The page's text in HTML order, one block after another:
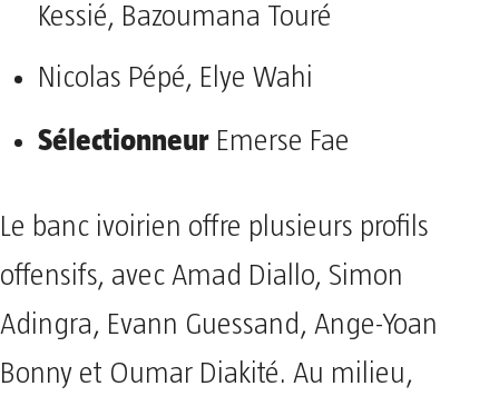
Kessié, Bazoumana Touré
Nicolas Pépé, Elye Wahi
SélectionneurEmerse Fae
Le banc ivoirien offre plusieurs profils
offensifs, avec Amad Diallo, Simon
Adingra, Evann Guessand, Ange-Yoan
Bonny et Oumar Diakité. Au milieu,